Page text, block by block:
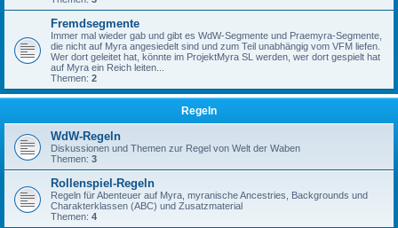
Fremdsegmente
Immer mal wieder gab und gibt es WdW-Segmente und Praemyra-Segmente,
die nicht auf Myra angesiedelt sind und zum Teil unabhängig vom VFM liefen.
Wer dort geleitet hat, könnte im ProjektMyra SL werden, wer dort gespielt hat
auf Myra ein Reich leiten...
Themen: 2
Regeln
WdW-Regeln
Diskussionen und Themen zur Regel von Welt der Waben
Themen: 3
Rollenspiel-Regeln
Regeln für Abenteuer auf Myra, myranische Ancestries, Backgrounds und
Charakterklassen (ABC) und Zusatzmaterial
Themen: 4